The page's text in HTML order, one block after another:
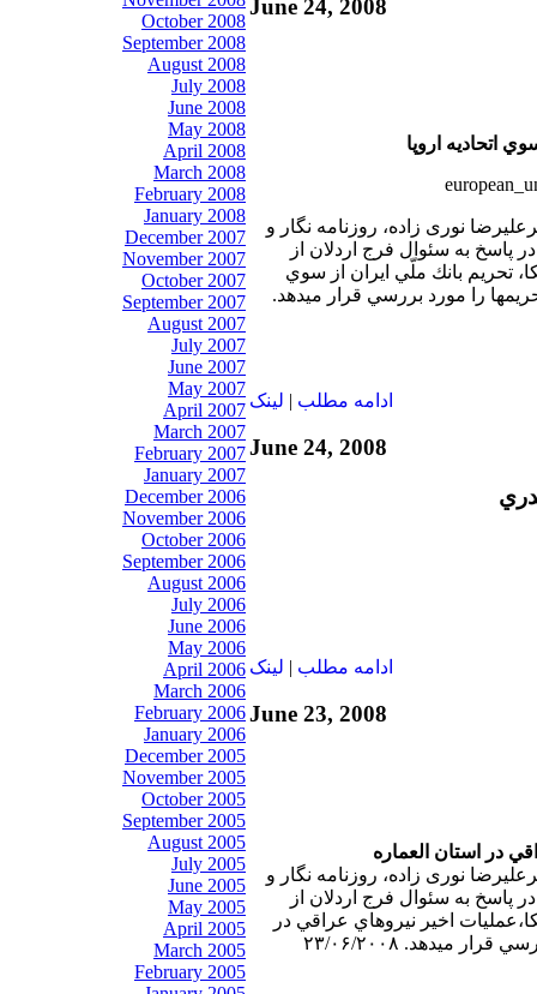
October 2008
September 2008
August 2008
July 2008
June 2008
May 2008
April 2008
March 2008
February 2008
January 2008
December 2007
November 2007
October 2007
September 2007
August 2007
July 2007
June 2007
May 2007
April 2007
March 2007
February 2007
January 2007
December 2006
November 2006
October 2006
September 2006
August 2006
July 2006
June 2006
May 2006
April 2006
March 2006
February 2006
January 2006
December 2005
November 2005
October 2005
September 2005
August 2005
July 2005
June 2005
May 2005
April 2005
March 2005
February 2005
June 24, 2008
اتحاديه اروپا
نوری زاده، روزنامه نگار و
پاسخ به سئوال فرج اردلان از
تحريم بانك ملّي ايران از سوي
را مورد بررسي قرار ميدهد.
ادامه مطلب | لينک
June 24, 2008
ادامه مطلب | لينک
June 23, 2008
در استان العماره
نوری زاده، روزنامه نگار و
پاسخ به سئوال فرج اردلان از
اخير نيروهاي عراقي در
ميدهد. ۲۳/۰۶/۲۰۰۸